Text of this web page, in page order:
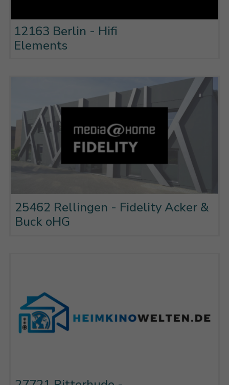
12163 Berlin - Hifi
Elements
25462 Rellingen - Fidelity Acker &
Buck oHG